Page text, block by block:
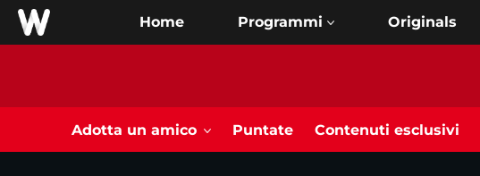
Home Originals
Adotta un amico Puntate Contenuti esclusivi